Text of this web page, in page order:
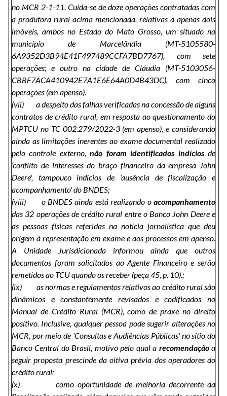
no MCR 2-1-11. Cuida-se de doze operações contratadas com
a produtora rural acima mencionada, relativas a apenas dois
imóveis, ambos no Estado do Mato Grosso, um situado no
município de Marcelândia (MT-5105580-
6A9352D3B94E41F497489CCFA7BD7767), com sete
operações; e outro na cidade de Cláudia (MT-5103056-
CBBF7ACA410942E7A1E6E64A0D4B43DC), com cinco
operações (em apenso).
(vii) a despeito das falhas verificadas na concessão de alguns
contratos de crédito rural, em resposta ao questionamento do
MPTCU no TC 002.279/2022-3 (em apenso), e considerando
ainda as limitações inerentes ao exame documental realizado
pelo controle externo,não foram identificados indíciosde
‘conflito de interesses do braço financeiro da empresa John
Deere', tampouco indícios de ‘ausência de fiscalização e
acompanhamento' do BNDES;
(viii) o BNDES ainda está realizando o acompanhamento
das 32 operações de crédito rural entre o Banco John Deere e
as pessoas físicas referidas na notícia jornalística que deu
origem à representação em exame e aos processos em apenso.
A Unidade Jurisdicionada informou ainda que outros
documentos foram solicitados ao Agente Financeiro e serão
remetidos ao TCU quando os receber (peça 45, p. 10).;
(ix) as normas e regulamentos relativos ao crédito rural são
dinâmicos e constantemente revisados e codificados no
Manual de Crédito Rural (MCR), como de praxe no direito
positivo. Inclusive, qualquer pessoa pode sugerir alterações no
MCR, por meio de ‘Consultas e Audiências Públicas' no sítio do
Banco Central do Brasil, motivo pelo qual a recomendaçãoa
seguir proposta prescinde da oitiva prévia dos operadores do
crédito rural;
(x) como oportunidade de melhoria decorrente da